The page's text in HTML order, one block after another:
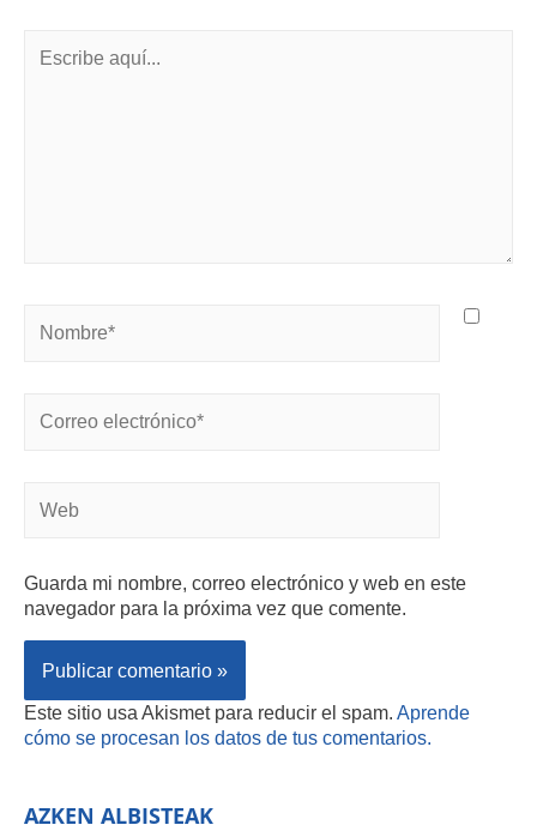
Guarda mi nombre, correo electrónico y web en este
navegador para la próxima vez que comente.
Este sitio usa Akismet para reducir el spam. Aprende
cómo se procesan los datos de tus comentarios.
AZKEN ALBISTEAK